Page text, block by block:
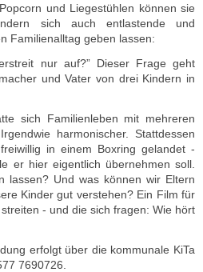
und Liegestühlen können sie
sich auch entlastende und
Familienalltag geben lassen:
nur auf?” Dieser Frage geht
und Vater von drei Kindern in
sich Familienleben mit mehreren
harmonischer. Stattdessen
in einem Boxring gelandet -
er hier eigentlich übernehmen soll.
lassen? Und was können wir Eltern
Kinder gut verstehen? Ein Film für
- und die sich fragen: Wie hört
erfolgt über die kommunale KiTa
7690726.